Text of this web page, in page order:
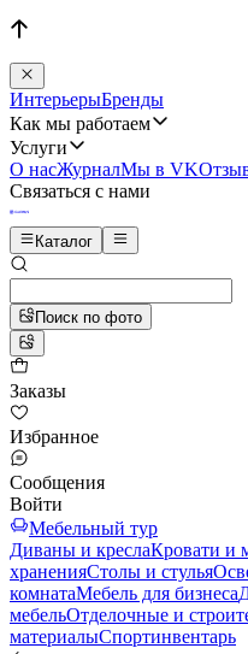
ИнтерьерыБренды
Как мы работаем
Услуги
О насЖурналМы в VK
Связаться с нами
Каталог
Поиск по фото
Заказы
Избранное
Сообщения
Войти
Мебельный тур
Диваны и креслаКровати и
храненияСтолы и стулья
комнатаМебель для бизнеса
мебельОтделочные и
материалыСпортинвентарь